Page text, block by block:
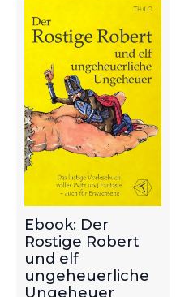
Ebook: Der
Rostige Robert
und elf
ungeheuerliche
Ungeheuer